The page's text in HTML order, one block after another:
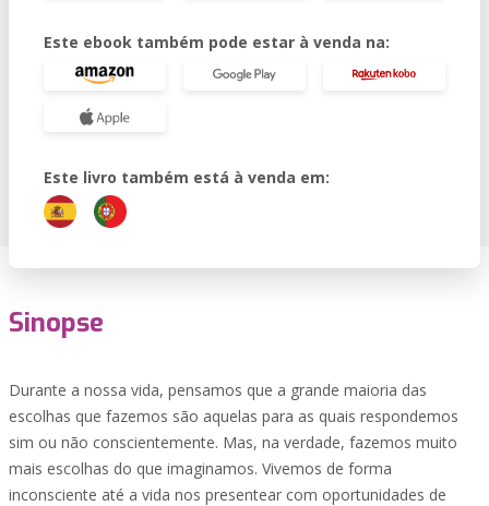
Este ebook também pode estar à venda na:
Este livro também está à venda em:
Sinopse
Durante a nossa vida, pensamos que a grande maioria das
escolhas que fazemos são aquelas para as quais respondemos
sim ou não conscientemente. Mas, na verdade, fazemos muito
mais escolhas do que imaginamos. Vivemos de forma
inconsciente até a vida nos presentear com oportunidades de